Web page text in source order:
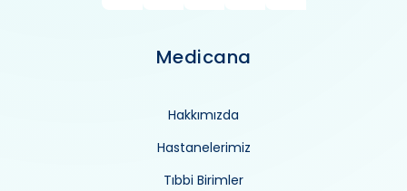
Medicana
Hakkımızda
Hastanelerimiz
Tıbbi Birimler